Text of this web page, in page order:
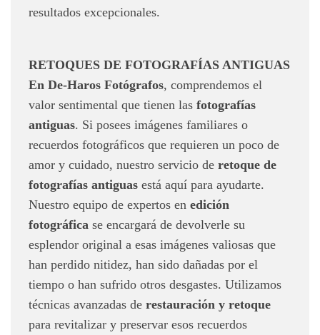
resultados excepcionales.
RETOQUES DE FOTOGRAFÍAS ANTIGUAS
En De-Haros Fotógrafos, comprendemos el
valor sentimental que tienen las fotografías
antiguas. Si posees imágenes familiares o
recuerdos fotográficos que requieren un poco de
amor y cuidado, nuestro servicio de retoque de
fotografías antiguas está aquí para ayudarte.
Nuestro equipo de expertos en edición
fotográfica se encargará de devolverle su
esplendor original a esas imágenes valiosas que
han perdido nitidez, han sido dañadas por el
tiempo o han sufrido otros desgastes. Utilizamos
técnicas avanzadas de restauración y retoque
para revitalizar y preservar esos recuerdos